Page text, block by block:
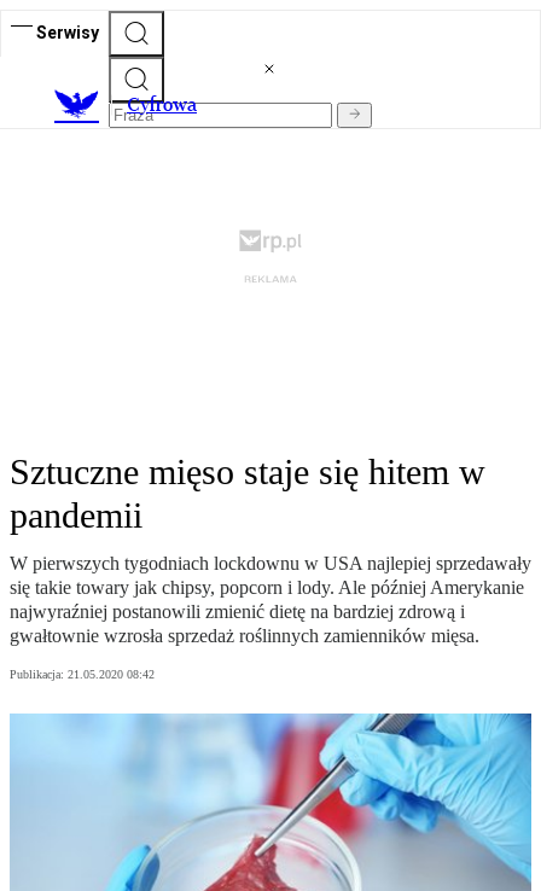
Serwisy
Cyfrowa
Sztuczne mięso staje się hitem w
pandemii
W pierwszych tygodniach lockdownu w USA najlepiej sprzedawały
się takie towary jak chipsy, popcorn i lody. Ale później Amerykanie
najwyraźniej postanowili zmienić dietę na bardziej zdrową i
gwałtownie wzrosła sprzedaż roślinnych zamienników mięsa.
Publikacja: 21.05.2020 08:42